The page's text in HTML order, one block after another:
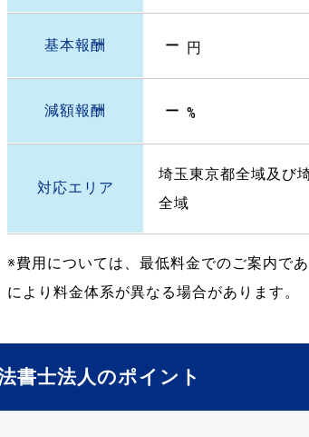
基本報酬 － 円
減額報酬 － %
対応エリア
埼玉東京都全域及び
全域
※費用については、最低料金でのご案内で
により料金体系が異なる場合があります。
書士法人のポイント